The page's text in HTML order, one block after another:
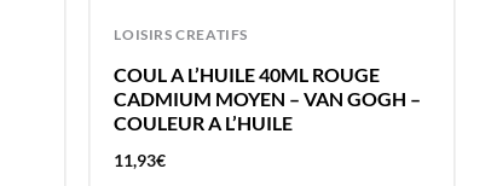
LOISIRS CREATIFS
COUL A L’HUILE 40ML ROUGE
CADMIUM MOYEN – VAN GOGH –
COULEUR A L’HUILE
11,93€